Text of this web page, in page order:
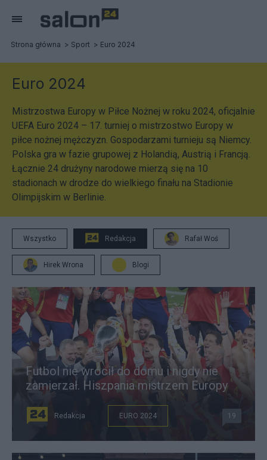
Strona główna Sport Euro 2024
Euro 2024
Mistrzostwa Europy w Piłce Nożnej w roku 2024, oficjalnie
UEFA Euro 2024 – 17. turniej o mistrzostwo Europy w
piłce nożnej mężczyzn. Gospodarzami turnieju są Niemcy.
Polska gra w fazie grupowej z Holandią, Austrią i Francją.
Łącznie 24 drużyny narodowe mierzą się na 10
stadionach w drodze do wielkiego finału na Stadionie
Olimpijskim w Berlinie.
Wszystko Redakcja Rafał Woś
Hirek Wrona Blogi
Futbol nie wrócił do domu i nigdy nie
zamierzał. Hiszpania mistrzem Europy
Redakcja EURO 2024 19